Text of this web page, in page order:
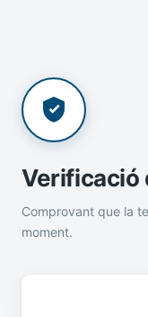
Verificació
Comprovant que la
moment.